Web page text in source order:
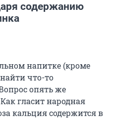
содержанию
напитке (кроме
что-то
опять же
гласит народная
кальция содержится в